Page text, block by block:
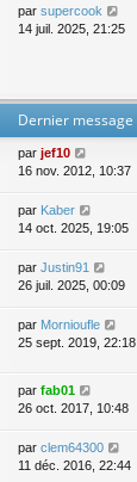
par supercook
14 juil. 2025, 21:25
Dernier message
par jef10
16 nov. 2012, 10:37
par Kaber
14 oct. 2025, 19:05
par Justin91
26 juil. 2025, 00:09
par Mornioufle
25 sept. 2019, 22:18
par fab01
26 oct. 2017, 10:48
par clem64300
11 déc. 2016, 22:44